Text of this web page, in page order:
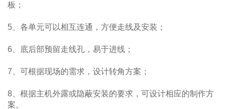
板；
5、各单元可以相互连通，方便走线及安装；
6、底后部预留走线孔，易于进线；
7、可根据现场的需求，设计转角方案；
8、根据主机外露或隐蔽安装的要求，可设计相应的制作方
案。